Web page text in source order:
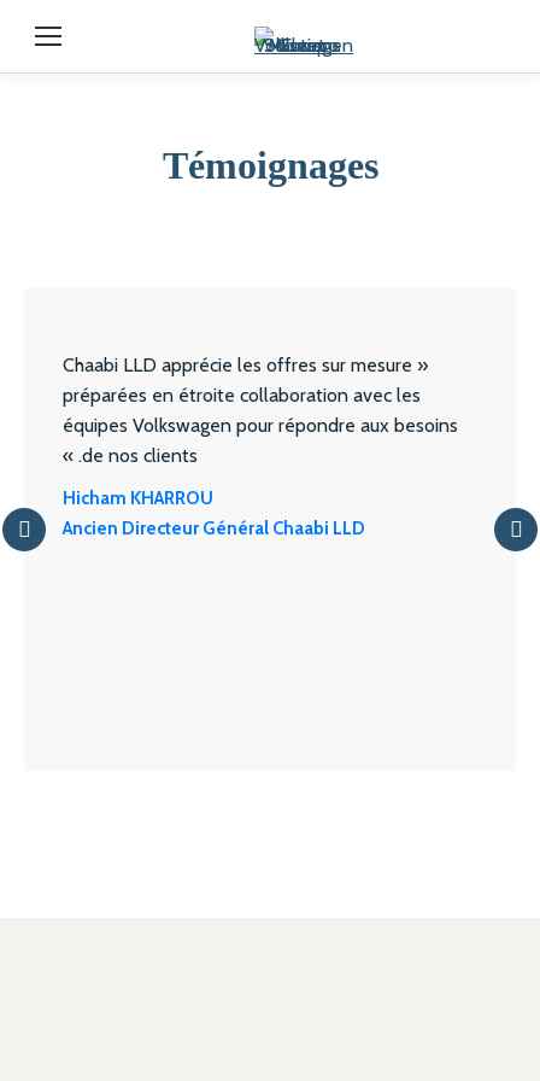
Témoignages
Hicham KHARROU
Ancien Directeur Général Chaabi LLD
« Chaabi LLD apprécie les offres sur mesure
préparées en étroite collaboration avec les
équipes Volkswagen pour répondre aux besoins
de nos clients. »